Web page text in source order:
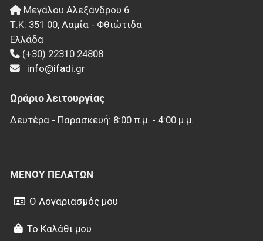
Μεγάλου Αλεξάνδρου 6
Τ.Κ. 351 00, Λαμία - Φθιώτιδα
Ελλάδα
(+30) 22310 24808
info@ifadi.gr
Ωράριο λειτουργίας
Δευτέρα - Παρασκευή: 8:00 π.μ. - 4:00 μ.μ.
ΜΕΝΟΎ ΠΕΛΑΤΏΝ
Ο Λογαριασμός μου
Το Καλάθι μου